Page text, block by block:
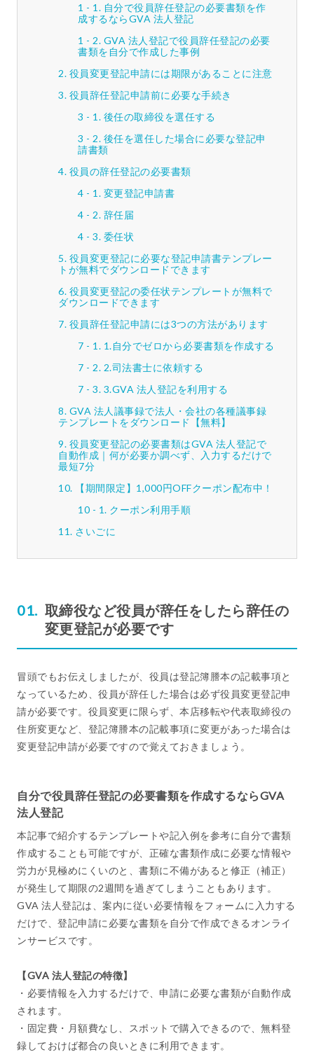
自分で役員辞任登記の必要書類を作
成するならGVA 法人登記
GVA 法人登記で役員辞任登記の必要
書類を自分で作成した事例
役員変更登記申請には期限があることに注意
役員辞任登記申請前に必要な手続き
後任の取締役を選任する
後任を選任した場合に必要な登記申
請書類
役員の辞任登記の必要書類
変更登記申請書
辞任届
委任状
役員変更登記に必要な登記申請書テンプレー
トが無料でダウンロードできます
役員変更登記の委任状テンプレートが無料で
ダウンロードできます
役員辞任登記申請には3つの方法があります
1.自分でゼロから必要書類を作成する
2.司法書士に依頼する
3.GVA 法人登記を利用する
GVA 法人議事録で法人・会社の各種議事録
テンプレートをダウンロード【無料】
役員変更登記の必要書類はGVA 法人登記で
自動作成｜何が必要か調べず、入力するだけで
最短7分
【期間限定】1,000円OFFクーポン配布中！
クーポン利用手順
さいごに
取締役など役員が辞任をしたら辞任の
変更登記が必要です
冒頭でもお伝えしましたが、役員は登記簿謄本の記載事項と
なっているため、役員が辞任した場合は必ず役員変更登記申
請が必要です。役員変更に限らず、本店移転や代表取締役の
住所変更など、登記簿謄本の記載事項に変更があった場合は
変更登記申請が必要ですので覚えておきましょう。
自分で役員辞任登記の必要書類を作成するならGVA
法人登記
本記事で紹介するテンプレートや記入例を参考に自分で書類
作成することも可能ですが、正確な書類作成に必要な情報や
労力が見極めにくいのと、書類に不備があると修正（補正）
が発生して期限の2週間を過ぎてしまうこともあります。
GVA 法人登記は、案内に従い必要情報をフォームに入力する
だけで、登記申請に必要な書類を自分で作成できるオンライ
ンサービスです。
【GVA 法人登記の特徴】
・必要情報を入力するだけで、申請に必要な書類が自動作成
されます。
・固定費・月額費なし、スポットで購入できるので、無料登
録しておけば都合の良いときに利用できます。